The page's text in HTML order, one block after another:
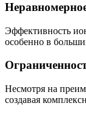
Эффективность
особенно в
Несмотря на
создавая